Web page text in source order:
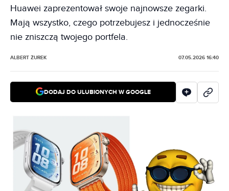
Huawei zaprezentował swoje najnowsze zegarki.
Mają wszystko, czego potrzebujesz i jednocześnie
nie zniszczą twojego portfela.
ALBERT ŻUREK 07.05.2026 16:40
DODAJ DO ULUBIONYCH W GOOGLE